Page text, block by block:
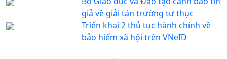
giả về giải tán trường tư thục
Triển khai 2 thủ tục hành chính về
bảo hiểm xã hội trên VNeID